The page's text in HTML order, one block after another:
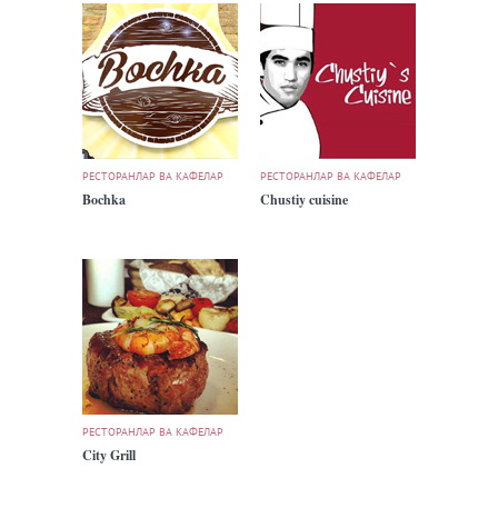
РЕСТОРАНЛАР ВА КАФЕЛАР
Bochka
РЕСТОРАНЛАР ВА КАФЕЛАР
Chustiy cuisine
РЕСТОРАНЛАР ВА КАФЕЛАР
City Grill